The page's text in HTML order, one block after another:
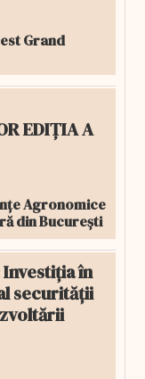
Grand
EDIȚIA A
Agronomice
din București
Investiția în
securității